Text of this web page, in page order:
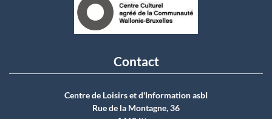
Contact
Centre de Loisirs et d'Information asbI
Rue de la Montagne, 36